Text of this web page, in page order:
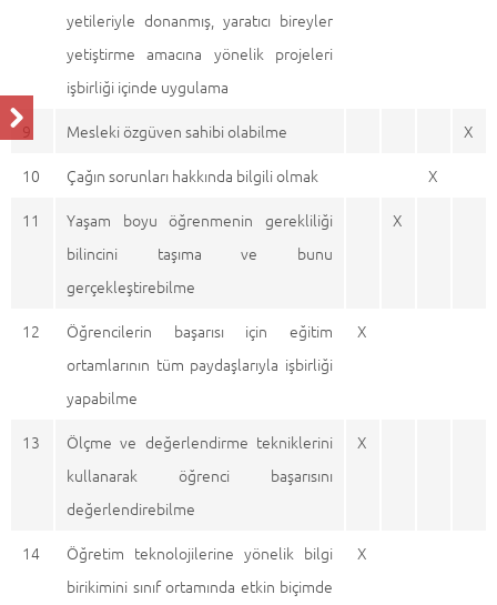
yetileriyle donanmış, yaratıcı bireyler
yetiştirme amacına yönelik projeleri
işbirliği içinde uygulama
9 Mesleki özgüven sahibi olabilme
X
10
Çağın sorunları hakkında bilgili olmak
X
11
Yaşam boyu öğrenmenin gerekliliği
bilincini taşıma ve bunu
gerçekleştirebilme
X
12
Öğrencilerin başarısı için eğitim
ortamlarının tüm paydaşlarıyla işbirliği
yapabilme
X
13
Ölçme ve değerlendirme tekniklerini
kullanarak öğrenci başarısını
değerlendirebilme
X
14
Öğretim teknolojilerine yönelik bilgi
birikimini sınıf ortamında etkin biçimde
X